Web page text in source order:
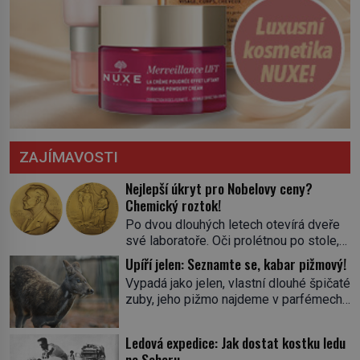
ZAJÍMAVOSTI
Nejlepší úkryt pro Nobelovy ceny?
Chemický roztok!
Po dvou dlouhých letech otevírá dveře
své laboratoře. Oči prolétnou po stole,
aby pak ulpěly na regálu, kde se nachází
všemožné látky. Hledá žluto-oranžovou
tekutinu, jakmile ji zahlédne, nesmírně
se mu uleví. Teď může svůj plán
skrývá směs s názvem lučavka
královská. Svůj přídomek nemá pro nic
Upíří jelen: Seznamte se, kabar pižmový!
Vypadá jako jelen, vlastní dlouhé špičaté
zuby, jeho pižmo najdeme v parfémech
jediného zástupce zvířecí říše – kabara
Ledová expedice: Jak dostat kostku ledu